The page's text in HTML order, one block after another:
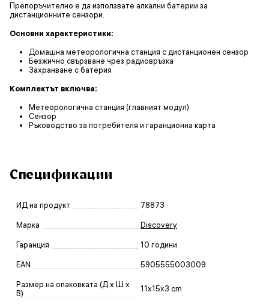
Препоръчително е да използвате алкални батерии за
дистанционните сензори.
Основни характеристики:
Домашна метеорологична станция с дистанционен сензор
Безжично свързване чрез радиовръзка
Захранване с батерия
Комплектът включва:
Метеорологична станция (главният модул)
Сензор
Ръководство за потребителя и гаранционна карта
Спецификации
ИД на продукт 78873
Марка Discovery
Гаранция 10 години
EAN 5905555003009
Размер на опаковката (Д x Ш x
В)
11x15x3 cm